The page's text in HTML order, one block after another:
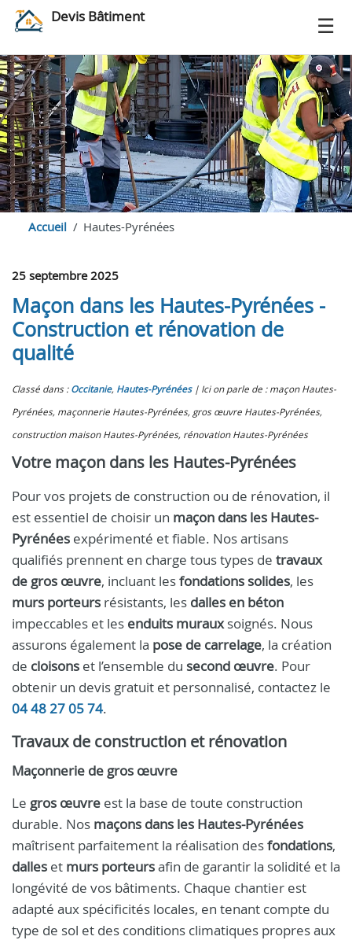
Devis Bâtiment
Accueil Hautes-Pyrénées
25 septembre 2025
Maçon dans les Hautes-Pyrénées -
Construction et rénovation de
qualité
Classé dans : Occitanie, Hautes-Pyrénées
Ici on parle de : maçon Hautes-
Pyrénées, maçonnerie Hautes-Pyrénées, gros œuvre Hautes-Pyrénées,
construction maison Hautes-Pyrénées, rénovation Hautes-Pyrénées
Votre maçon dans les Hautes-Pyrénées
Pour vos projets de construction ou de rénovation, il
est essentiel de choisir un maçon dans les Hautes-
Pyrénées expérimenté et fiable. Nos artisans
qualifiés prennent en charge tous types de travaux
de gros œuvre, incluant lesfondations solides, les
murs porteurs résistants, les dalles en béton
impeccables et les enduits murauxsoignés. Nous
assurons également la pose de carrelage, la création
de cloisons et l’ensemble du second œuvre. Pour
obtenir un devis gratuit et personnalisé, contactez le
04 48 27 05 74.
Travaux de construction et rénovation
Maçonnerie de gros œuvre
Le gros œuvre est la base de toute construction
durable. Nos maçons dans les Hautes-Pyrénées
maîtrisent parfaitement la réalisation desfondations,
dalles et murs porteursafin de garantir la solidité et la
longévité de vos bâtiments. Chaque chantier est
adapté aux spécificités locales, en tenant compte du
type de sol et des conditions climatiques propres aux